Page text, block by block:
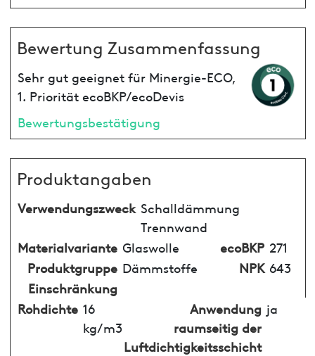
Bewertung Zusammenfassung
Sehr gut geeignet für Minergie-ECO,
1. Priorität ecoBKP/ecoDevis
Bewertungsbestätigung
Produktangaben
Verwendungszweck Schalldämmung
Trennwand
Materialvariante Glaswolle ecoBKP 271
Produktgruppe Dämmstoffe NPK 643
Einschränkung
Rohdichte 16
kg/m3
Anwendung
raumseitig der
Luftdichtigkeitsschicht
ja